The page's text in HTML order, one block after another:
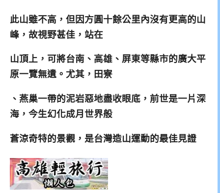
此山雖不高，但因方圓十餘公里內沒有更高的山
峰，故視野甚佳，站在
山頂上，可將台南、高雄、屏東等縣市的廣大平
原一覽無遺。尤其，田寮
、燕巢一帶的泥岩惡地盡收眼底，前世是一片深
海，今生幻化成月世界般
蒼涼奇特的景觀，是台灣造山運動的最佳見證